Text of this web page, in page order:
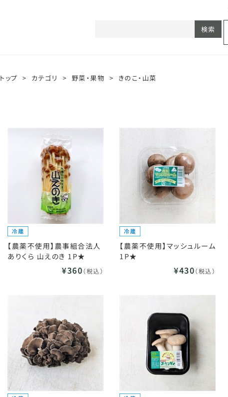
検索
トップ > カテゴリ > 野菜・果物 > きのこ・山菜
【農薬不使用】農事組合法人
ありくら 山えのき 1P★
¥360（税込）
【農薬不使用】マッシュルーム
1P★
¥430（税込）